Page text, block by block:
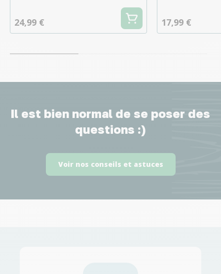
24,99 € 17,99 €
Il est bien normal de se poser des
questions :)
Voir nos conseils et astuces